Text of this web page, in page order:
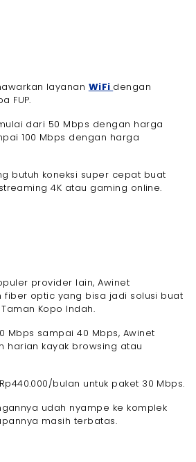
layanan WiFi dengan
FUP.
dari 50 Mbps dengan harga
100 Mbps dengan harga
butuh koneksi super cepat buat
4K atau gaming online.
provider lain, Awinet
fiber optic yang bisa jadi solusi buat
Kopo Indah.
Mbps sampai 40 Mbps, Awinet
harian kayak browsing atau
bulan untuk paket 30 Mbps.
udah nyampe ke komplek
masih terbatas.